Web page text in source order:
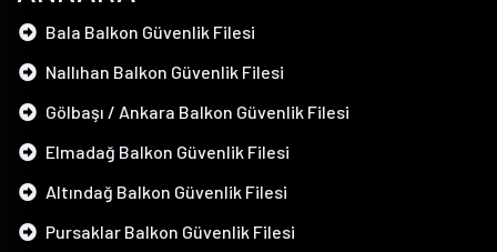
Bala Balkon Güvenlik Filesi
Nallıhan Balkon Güvenlik Filesi
Gölbaşı / Ankara Balkon Güvenlik Filesi
Elmadağ Balkon Güvenlik Filesi
Altındağ Balkon Güvenlik Filesi
Pursaklar Balkon Güvenlik Filesi